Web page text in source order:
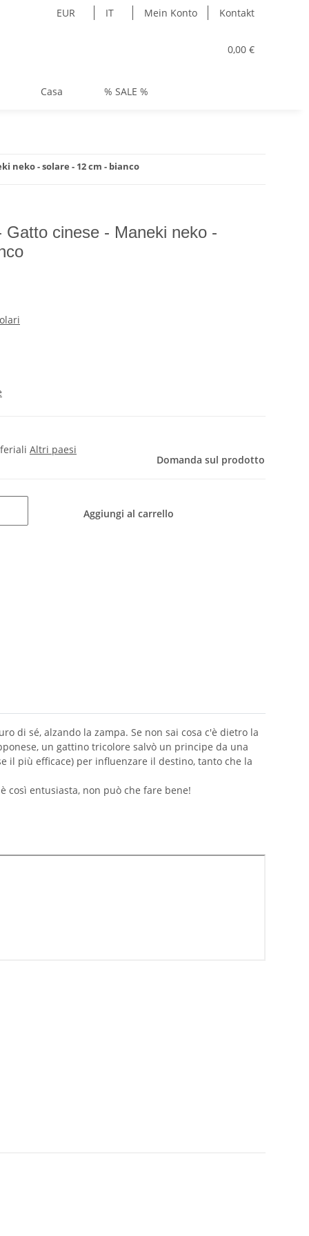
EUR IT Mein Konto Kontakt
0,00 €
Casa % SALE %
neko - solare - 12 cm - bianco
cinese - Maneki neko -
Altri paesi
Domanda sul prodotto
Aggiungi al carrello
di sé, alzando la zampa. Se non sai cosa c'è dietro la
un gattino tricolore salvò un principe da una
il più efficace) per influenzare il destino, tanto che la
così entusiasta, non può che fare bene!